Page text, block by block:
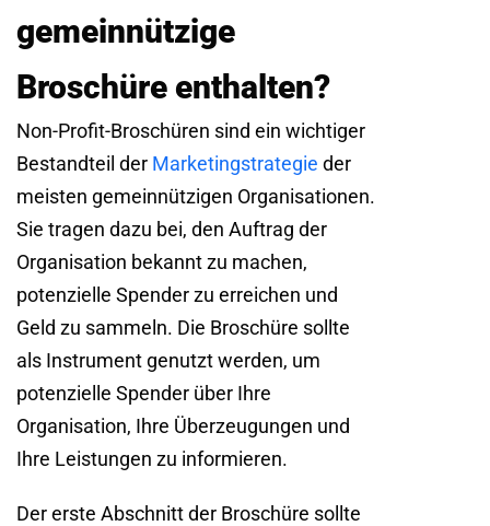
gemeinnützige
Broschüre enthalten?
Non-Profit-Broschüren sind ein wichtiger
Bestandteil der Marketingstrategie der
meisten gemeinnützigen Organisationen.
Sie tragen dazu bei, den Auftrag der
Organisation bekannt zu machen,
potenzielle Spender zu erreichen und
Geld zu sammeln. Die Broschüre sollte
als Instrument genutzt werden, um
potenzielle Spender über Ihre
Organisation, Ihre Überzeugungen und
Ihre Leistungen zu informieren.
Der erste Abschnitt der Broschüre sollte